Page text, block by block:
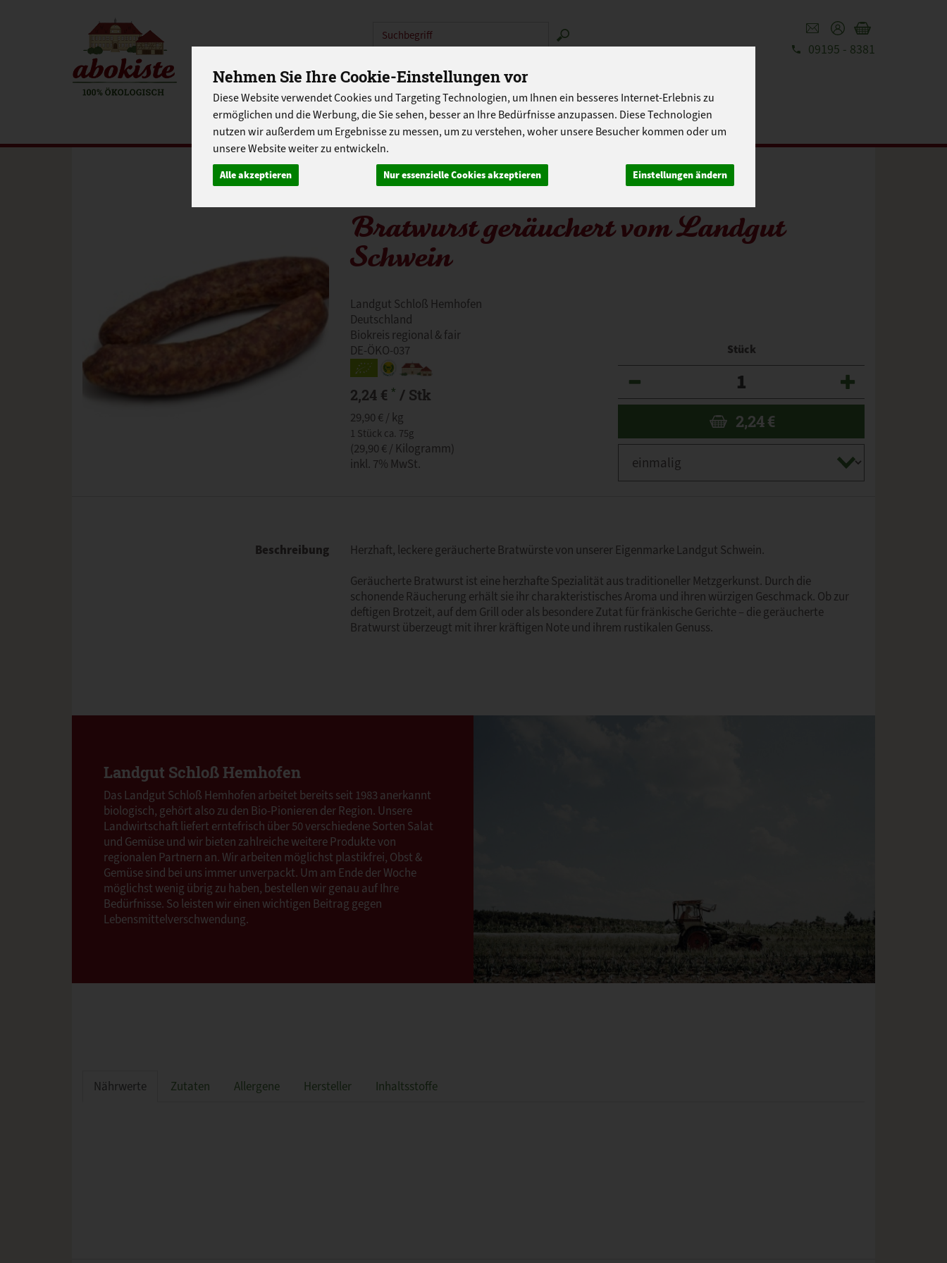
Nehmen Sie Ihre Cookie-Einstellungen vor
Diese Website verwendet Cookies und Targeting Technologien, um Ihnen ein besseres Internet-Erlebnis zu
ermöglichen und die Werbung, die Sie sehen, besser an Ihre Bedürfnisse anzupassen. Diese Technologien
nutzen wir außerdem um Ergebnisse zu messen, um zu verstehen, woher unsere Besucher kommen oder um
unsere Website weiter zu entwickeln.
Alle akzeptieren Nur essenzielle Cookies akzeptieren Einstellungen ändern
Produkt
09195 - 8381
EINKAUFEN ABOKISTEN SO GEHT'S ÜBER UNS
EU-SCHULPROGRAMM
Bratwurst geräuchert vom Landgut
Schwein
Landgut Schloß Hemhofen
Deutschland
Biokreis regional & fair
DE-ÖKO-037
2,24 € * / Stk
29,90 € / kg
1 Stück ca. 75g
(29,90 € / Kilogramm)
inkl. 7% MwSt.
Stück
2,24€
Beschreibung
Herzhaft, leckere geräucherte Bratwürste von unserer Eigenmarke Landgut Schwein.
Geräucherte Bratwurst ist eine herzhafte Spezialität aus traditioneller Metzgerkunst. Durch die
schonende Räucherung erhält sie ihr charakteristisches Aroma und ihren würzigen Geschmack. Ob zur
deftigen Brotzeit, auf dem Grill oder als besondere Zutat für fränkische Gerichte – die geräucherte
Bratwurst überzeugt mit ihrer kräftigen Note und ihrem rustikalen Genuss.
Landgut Schloß Hemhofen
Das Landgut Schloß Hemhofen arbeitet bereits seit 1983 anerkannt
biologisch, gehört also zu den Bio-Pionieren der Region. Unsere
Landwirtschaft liefert erntefrisch über 50 verschiedene Sorten Salat
und Gemüse und wir bieten zahlreiche weitere Produkte von
regionalen Partnern an. Wir arbeiten möglichst plastikfrei, Obst &
Gemüse sind bei uns immer unverpackt. Um am Ende der Woche
möglichst wenig übrig zu haben, bestellen wir genau auf Ihre
Bedürfnisse. So leisten wir einen wichtigen Beitrag gegen
Lebensmittelverschwendung.
Nährwerte Zutaten Allergene Hersteller Inhaltsstoffe